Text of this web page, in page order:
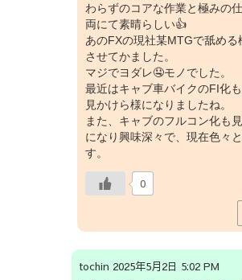
わらずのコアな作業と極みの
両にて素晴らしい👍
あのFXの現社某MTGで舐める
させてかました。
マジでヨダレ🤤モノでした。
最近はキャブ車バイクのFI化
見かけら様になりましたね。
また、キャブのフルコン化も
になり興味深々で、現在色々
す。
0
tochin 2025年5月2日 5:02 PM